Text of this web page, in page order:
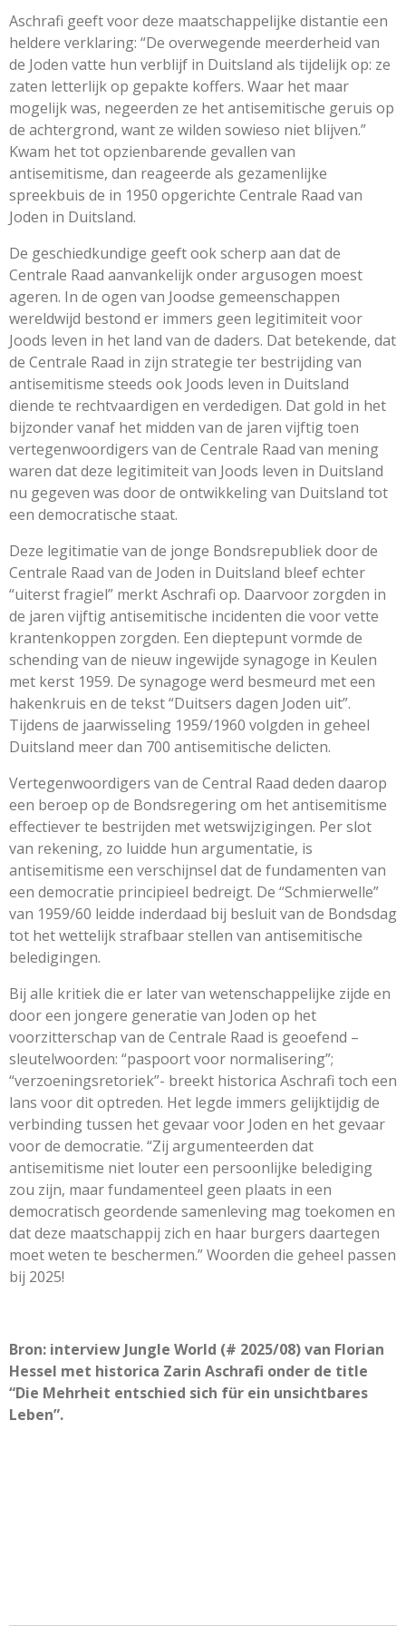
Aschrafi geeft voor deze maatschappelijke distantie een
heldere verklaring: “De overwegende meerderheid van
de Joden vatte hun verblijf in Duitsland als tijdelijk op: ze
zaten letterlijk op gepakte koffers. Waar het maar
mogelijk was, negeerden ze het antisemitische geruis op
de achtergrond, want ze wilden sowieso niet blijven.”
Kwam het tot opzienbarende gevallen van
antisemitisme, dan reageerde als gezamenlijke
spreekbuis de in 1950 opgerichte Centrale Raad van
Joden in Duitsland.
De geschiedkundige geeft ook scherp aan dat de
Centrale Raad aanvankelijk onder argusogen moest
ageren. In de ogen van Joodse gemeenschappen
wereldwijd bestond er immers geen legitimiteit voor
Joods leven in het land van de daders. Dat betekende, dat
de Centrale Raad in zijn strategie ter bestrijding van
antisemitisme steeds ook Joods leven in Duitsland
diende te rechtvaardigen en verdedigen. Dat gold in het
bijzonder vanaf het midden van de jaren vijftig toen
vertegenwoordigers van de Centrale Raad van mening
waren dat deze legitimiteit van Joods leven in Duitsland
nu gegeven was door de ontwikkeling van Duitsland tot
een democratische staat.
Deze legitimatie van de jonge Bondsrepubliek door de
Centrale Raad van de Joden in Duitsland bleef echter
“uiterst fragiel” merkt Aschrafi op. Daarvoor zorgden in
de jaren vijftig antisemitische incidenten die voor vette
krantenkoppen zorgden. Een dieptepunt vormde de
schending van de nieuw ingewijde synagoge in Keulen
met kerst 1959. De synagoge werd besmeurd met een
hakenkruis en de tekst “Duitsers dagen Joden uit”.
Tijdens de jaarwisseling 1959/1960 volgden in geheel
Duitsland meer dan 700 antisemitische delicten.
Vertegenwoordigers van de Central Raad deden daarop
een beroep op de Bondsregering om het antisemitisme
effectiever te bestrijden met wetswijzigingen. Per slot
van rekening, zo luidde hun argumentatie, is
antisemitisme een verschijnsel dat de fundamenten van
een democratie principieel bedreigt. De “Schmierwelle”
van 1959/60 leidde inderdaad bij besluit van de Bondsdag
tot het wettelijk strafbaar stellen van antisemitische
beledigingen.
Bij alle kritiek die er later van wetenschappelijke zijde en
door een jongere generatie van Joden op het
voorzitterschap van de Centrale Raad is geoefend –
sleutelwoorden: “paspoort voor normalisering”;
“verzoeningsretoriek”- breekt historica Aschrafi toch een
lans voor dit optreden. Het legde immers gelijktijdig de
verbinding tussen het gevaar voor Joden en het gevaar
voor de democratie. “Zij argumenteerden dat
antisemitisme niet louter een persoonlijke belediging
zou zijn, maar fundamenteel geen plaats in een
democratisch geordende samenleving mag toekomen en
dat deze maatschappij zich en haar burgers daartegen
moet weten te beschermen.” Woorden die geheel passen
bij 2025!
Bron: interview Jungle World (# 2025/08) van Florian
Hessel met historica Zarin Aschrafi onder de title
“Die Mehrheit entschied sich für ein unsichtbares
Leben”.